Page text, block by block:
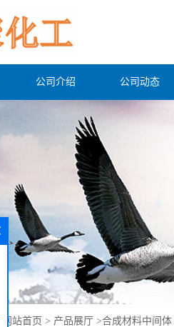
公司介绍 公司动态
网站首页 > 产品展厅 >合成材料中间体